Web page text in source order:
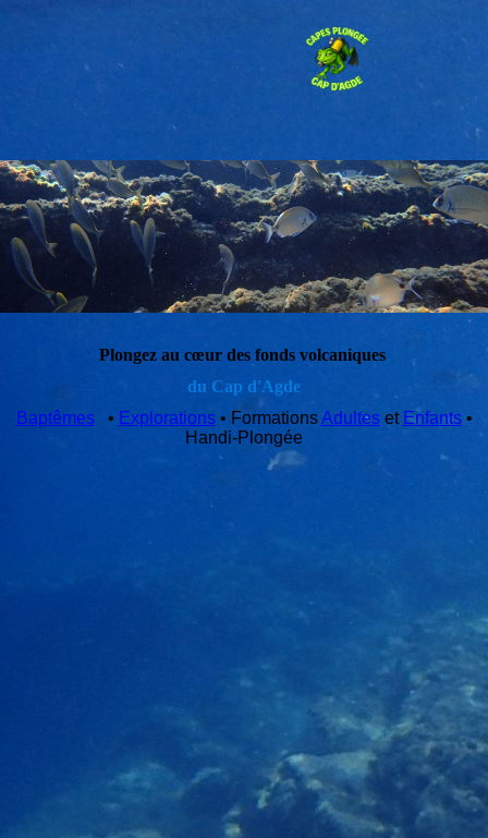
Plongez au cœur des fonds volcaniques
du Cap d'Agde
Baptêmes• Explorations• FormationsAdulteset Enfants•
Handi-Plongée